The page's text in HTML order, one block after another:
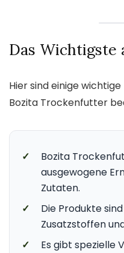
Das Wichtigste
Hier sind einige
Bozita Trockenfutter
✓
Bozita
ausgewogene
Zutaten.
✓
Die Produkte
Zusatzstoffen
✓
Es gibt spezielle